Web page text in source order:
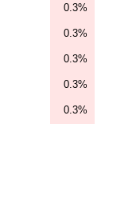
0.3%
0.3%
0.3%
0.3%
0.3%